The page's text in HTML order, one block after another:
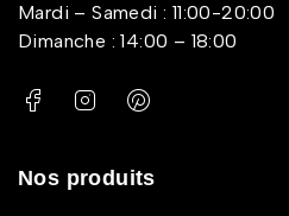
Mardi – Samedi : 11:00-20:00
Dimanche : 14:00 – 18:00
Nos produits